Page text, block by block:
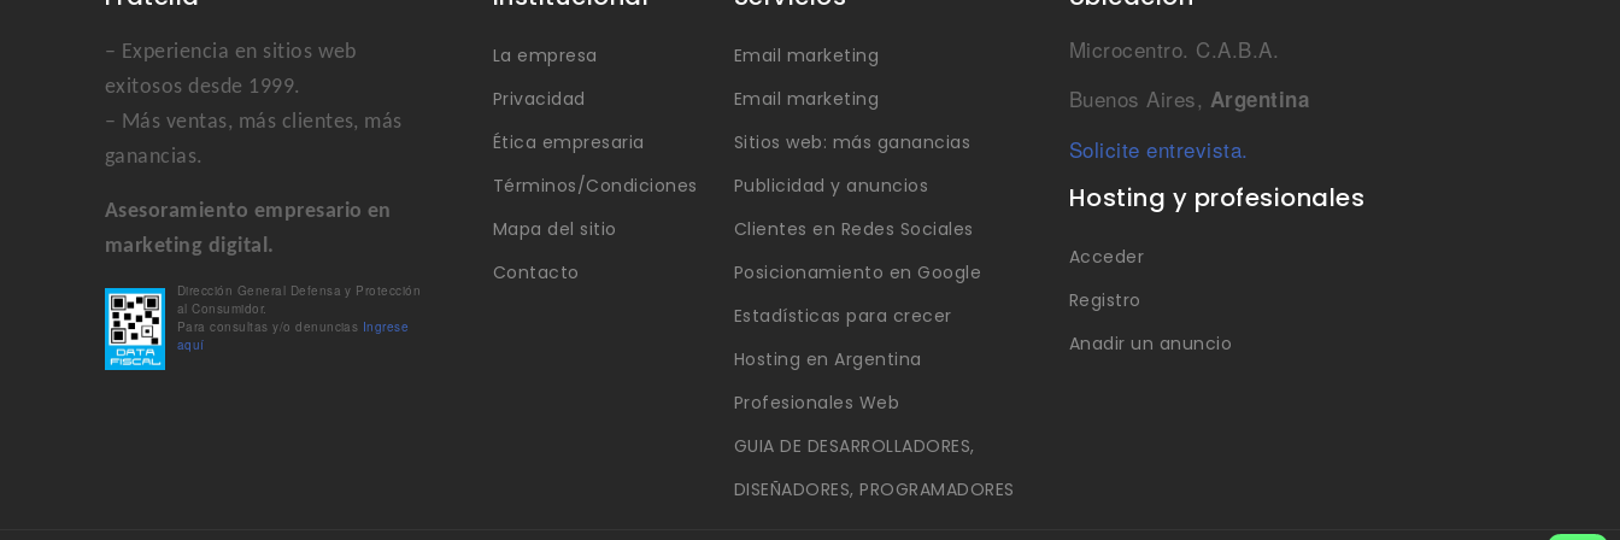
– Experiencia en sitios web
exitosos desde 1999.
– Más ventas, más clientes, más
ganancias.
Asesoramiento empresario en
marketing digital.
Dirección General Defensa y Protección
al Consumidor.
Para consultas y/o denuncias Ingrese
aquí
La empresa
Privacidad
Ética empresaria
Términos/Condiciones
Mapa del sitio
Contacto
Email marketing
Email marketing
Sitios web: más ganancias
Publicidad y anuncios
Clientes en Redes Sociales
Posicionamiento en Google
Estadísticas para crecer
Hosting en Argentina
Profesionales Web
GUIA DE DESARROLLADORES,
DISEÑADORES, PROGRAMADORES
Microcentro. C.A.B.A.
Buenos Aires, Argentina
Solicite entrevista.
Hosting y profesionales
Acceder
Registro
Anadir un anuncio